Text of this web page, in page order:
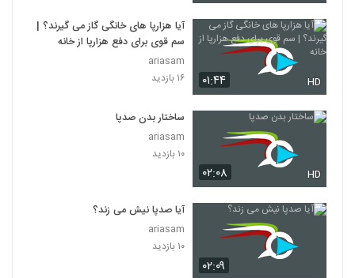
۰۱:۴۴ HD
آیا هزارپا های خانگی گاز می گیرند؟ |
سم قوی برای دفع هزارپا از خانه
ariasam
۱۶ بازدید
۰۲:۰۸ HD
ساختار بدن صدپا
ariasam
۱۰ بازدید
۰۲:۰۹
آیا صدپا نیش می زند؟
ariasam
۱۰ بازدید